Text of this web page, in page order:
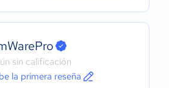
sin calificación
la primera reseña